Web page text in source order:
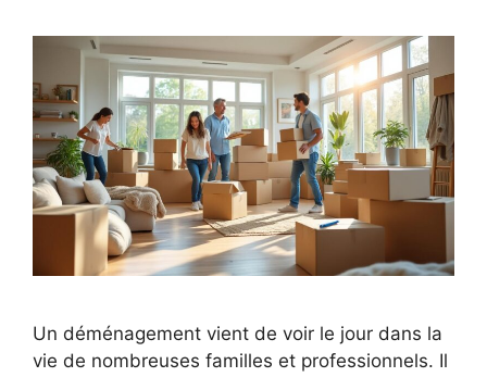
Un déménagement vient de voir le jour dans la
vie de nombreuses familles et professionnels. Il